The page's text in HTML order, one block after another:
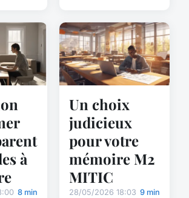
à
8 min
Un choix
judicieux
pour votre
mémoire M2
MITIC
28/05/2026 18:03 9 min